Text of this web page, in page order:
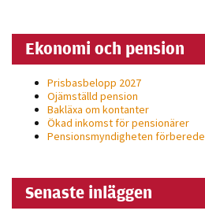
Ekonomi och pension
Prisbasbelopp 2027
Ojämställd pension
Bakläxa om kontanter
Ökad inkomst för pensionärer
Pensionsmyndigheten
Senaste inläggen